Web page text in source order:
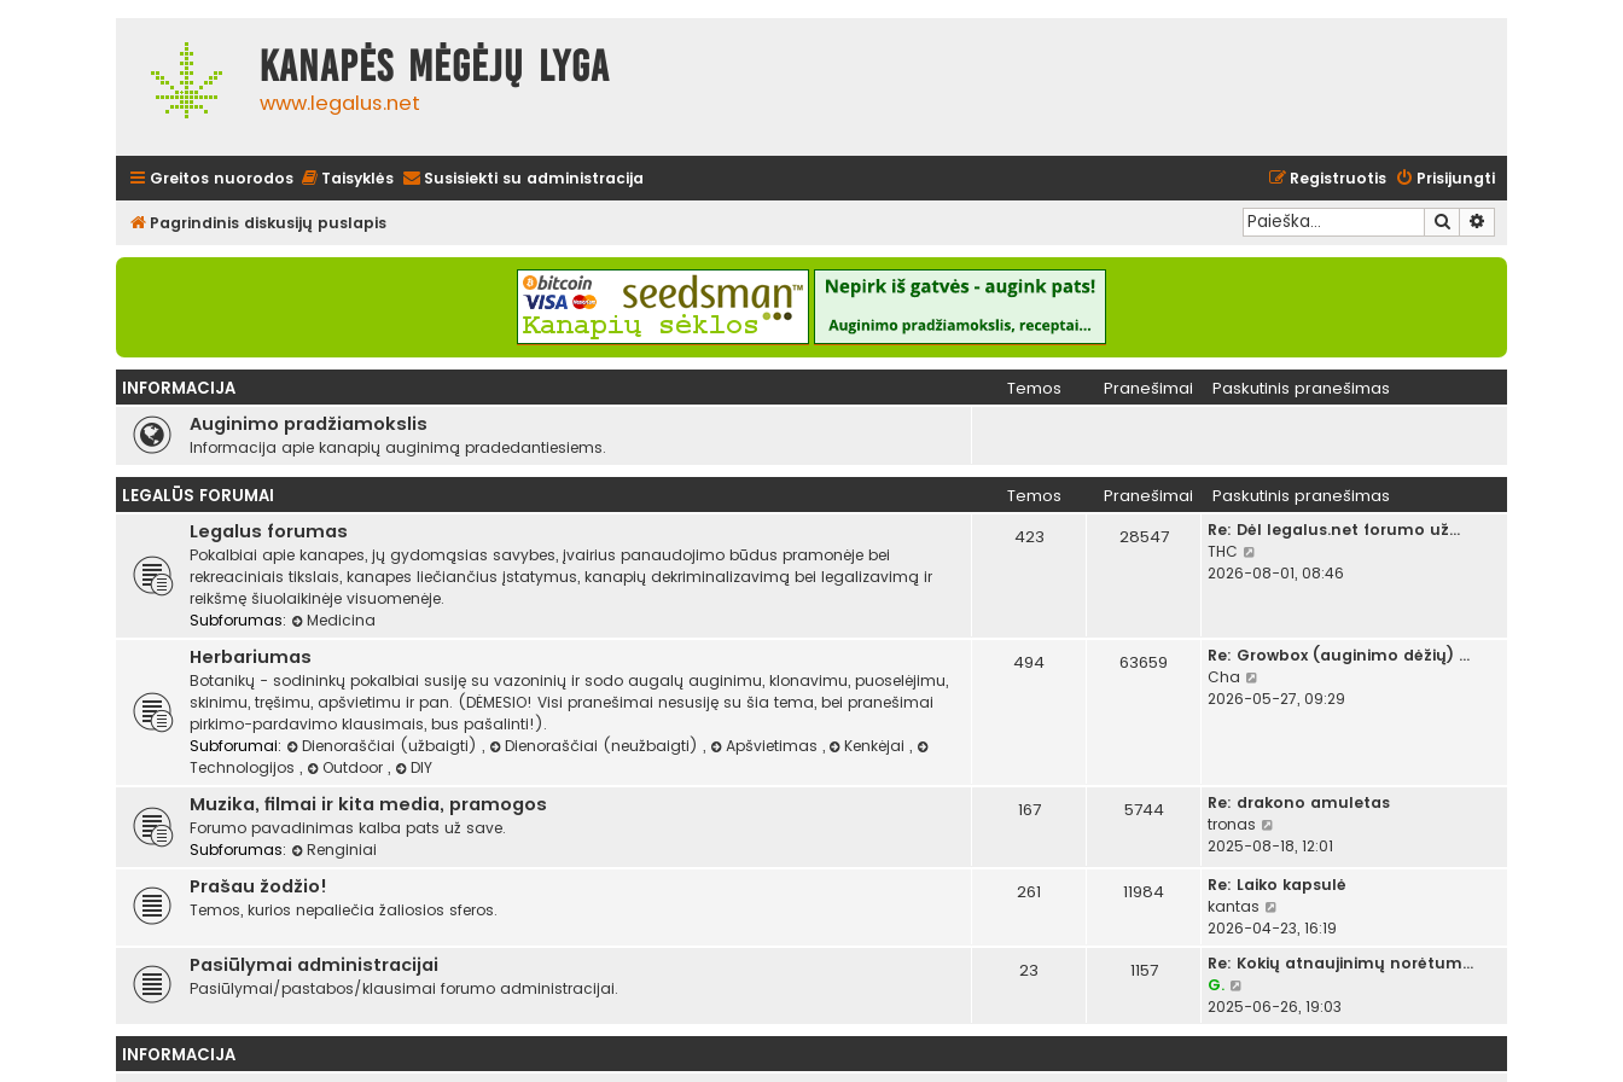
Kanapės mėgėjų lyga
www.legalus.net
Greitos nuorodos Taisyklės Susisiekti su administracija Prisijungti
Registruotis
Pagrindinis diskusijų puslapis Ieškoti
INFORMACIJA Temos Pranešimai Paskutinis pranešimas
Auginimo pradžiamokslis
Informacija apie kanapių auginimą pradedantiesiems.
LEGALŪS FORUMAI Temos Pranešimai Paskutinis pranešimas
Legalus forumas
Pokalbiai apie kanapes, jų gydomąsias savybes, įvairius panaudojimo būdus pramonėje bei
rekreaciniais tikslais, kanapes liečiančius įstatymus, kanapių dekriminalizavimą bei legalizavimą ir
reikšmę šiuolaikinėje visuomenėje.
Subforumas:
Medicina
423 28547
Re: Dėl legalus.net forumo už…
THC
e
ū
r
ė
u
a
u
i
s
r
e
2026-08-01, 08:46
Herbariumas
Botanikų - sodininkų pokalbiai susiję su vazoninių ir sodo augalų auginimu, klonavimu, puoselėjimu,
skinimu, tręšimu, apšvietimu ir pan. (DĖMESIO! Visi pranešimai nesusiję su šia tema, bei pranešimai
pirkimo-pardavimo klausimais, bus pašalinti!).
Subforumai:
Dienoraščiai (užbaigti) , Dienoraščiai (neužbaigti) , Apšvietimas , Kenkėjai,
Technologijos , Outdoor , DIY
494 63659
Re: Growbox (auginimo dėžių) …
Cha
e
r
ė
t
n
a
u
j
u
u
2026-05-27, 09:29
Muzika, filmai ir kita media, pramogos
Forumo pavadinimas kalba pats už save.
Subforumas:
Renginiai
167 5744
Re: drakono amuletas
tronas
e
ž
i
ū
ė
n
2025-08-18, 12:01
Prašau žodžio!
Temos, kurios nepaliečia žaliosios sferos.
261 11984
Re: Laiko kapsulė
kantas
e
ž
ū
r
2026-04-23, 16:19
Pasiūlymai administracijai
Pasiūlymai/pastabos/klausimai forumo administracijai.
23 1157
Re: Kokių atnaujinimų norėtum…
G.
e
i
2025-06-26, 19:03
INFORMACIJA